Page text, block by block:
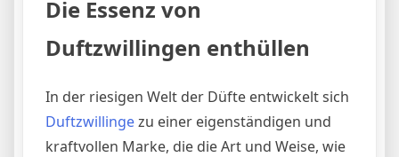
Die Essenz von
Duftzwillingen enthüllen
In der riesigen Welt der Düfte entwickelt sich
Duftzwillingezu einer eigenständigen und
kraftvollen Marke, die die Art und Weise, wie